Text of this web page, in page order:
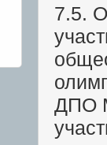
7.5.
ДПО